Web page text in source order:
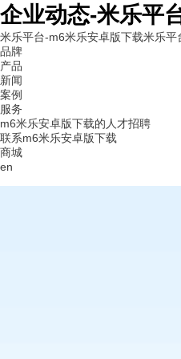
企业动态-米乐平
米乐平台-m6米乐安卓版下载米乐平
品牌
产品
新闻
案例
服务
m6米乐安卓版下载的人才招聘
联系m6米乐安卓版下载
商城
en